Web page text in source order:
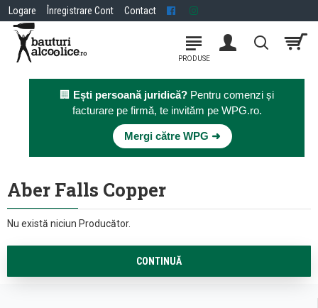
Logare Înregistrare Cont Contact
🏢 Ești persoană juridică? Pentru comenzi și
facturare pe firmă, te invităm pe WPG.ro.
Mergi către WPG ➜
Aber Falls Copper
Nu există niciun Producător.
CONTINUĂ